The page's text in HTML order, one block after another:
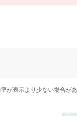
表示より少ない場合が